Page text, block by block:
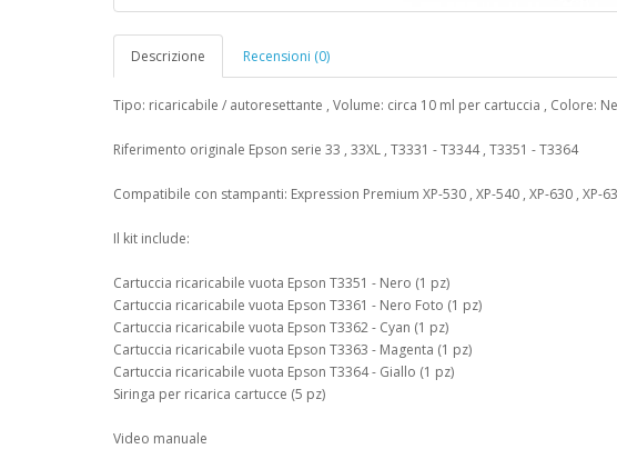
Descrizione Recensioni (0)
Tipo: ricaricabile / autoresettante , Volume: circa 10 ml per cartuccia , Colore:
Riferimento originale Epson serie 33 , 33XL , T3331 - T3344 , T3351 - T3364
Compatibile con stampanti: Expression Premium XP-530 , XP-540 , XP-630 , XP-
Il kit include:
Cartuccia ricaricabile vuota Epson T3351 - Nero (1 pz)
Cartuccia ricaricabile vuota Epson T3361 - Nero Foto (1 pz)
Cartuccia ricaricabile vuota Epson T3362 - Cyan (1 pz)
Cartuccia ricaricabile vuota Epson T3363 - Magenta (1 pz)
Cartuccia ricaricabile vuota Epson T3364 - Giallo (1 pz)
Siringa per ricarica cartucce (5 pz)
Video manuale